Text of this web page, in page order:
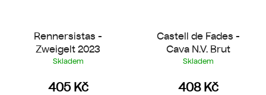
Rennersistas -
Zweigelt 2023
Skladem
405 Kč
Castell de Fades -
Cava N.V. Brut
Skladem
408 Kč